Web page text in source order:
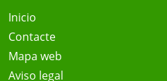
Inicio
Contacte
Mapa web
Aviso legal